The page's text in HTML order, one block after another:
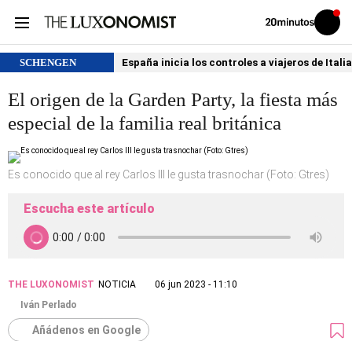
Volver
Iniciar
sesión
SCHENGEN España inicia los controles a viajeros de
El origen de la Garden Party, la fiesta más
especial de la familia real británica
Es conocido que al rey Carlos III le gusta trasnochar (Foto: Gtres)
Escucha este artículo
THE LUXONOMIST NOTICIA
06 jun 2023 - 11:10
Iván Perlado
Añádenos en Google